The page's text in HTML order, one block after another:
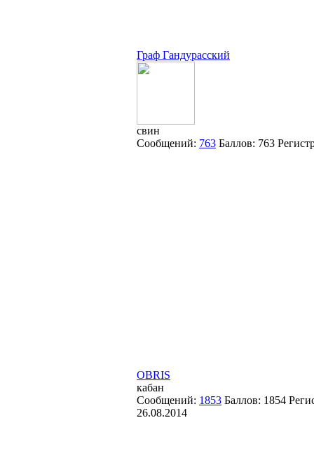
Граф Гандурасский
свин
Сообщений: 763 Баллов: 763
OBRIS
кабан
Сообщений: 1853 Баллов: 1854
26.08.2014